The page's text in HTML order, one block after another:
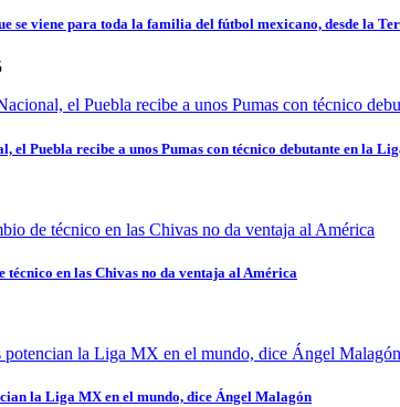
se viene para toda la familia del fútbol mexicano, desde la
el Puebla recibe a unos Pumas con técnico debutante en la
en las Chivas no da ventaja al América
la Liga MX en el mundo, dice Ángel Malagón